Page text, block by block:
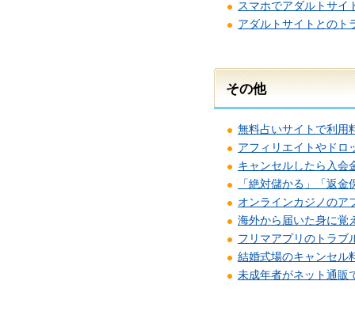
スマホでアダルトサイ
アダルトサイトとのト
その他
無料占いサイトで利用
アフィリエイトやドロ
キャンセルしたら入会
「絶対儲かる」「返
オンラインカジノのア
海外から届いた身に覚
フリマアプリのトラブ
結婚式場のキャンセル
未成年者がネット通販